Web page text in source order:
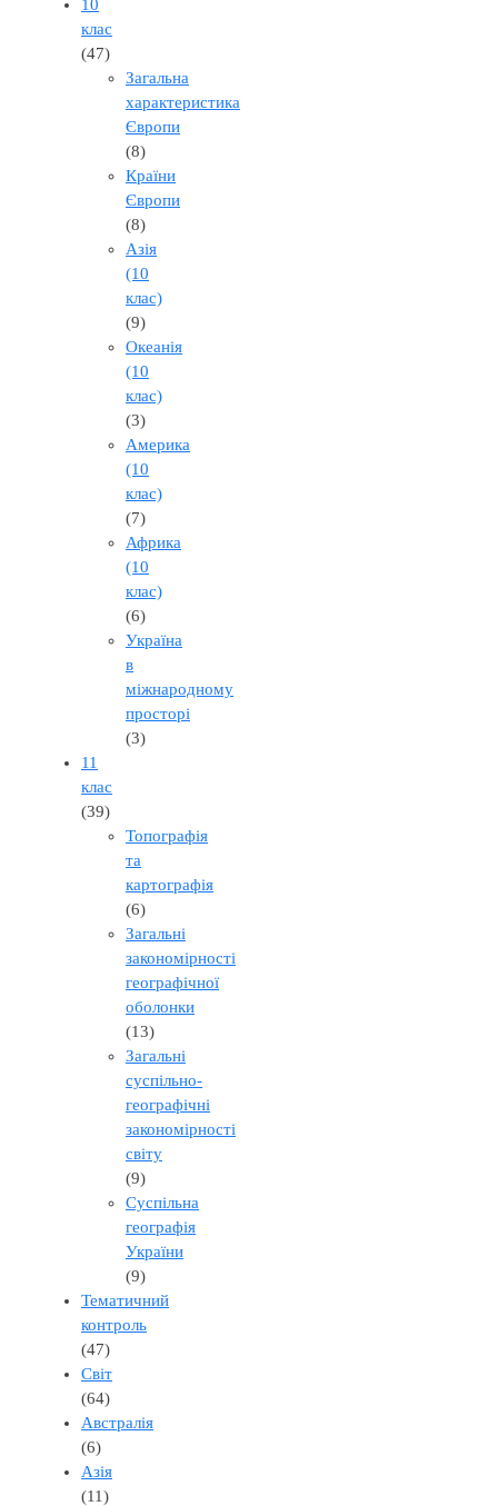
10
клас
(47)
Загальна
характеристика
Європи
(8)
Країни
Європи
(8)
Азія
(10
клас)
(9)
Океанія
(10
клас)
(3)
Америка
(10
клас)
(7)
Африка
(10
клас)
(6)
Україна
в
міжнародному
просторі
(3)
11
клас
(39)
Топографія
та
картографія
(6)
Загальні
закономірності
географічної
оболонки
(13)
Загальні
суспільно-
географічні
закономірності
світу
(9)
Суспільна
географія
України
(9)
Тематичний
контроль
(47)
Світ
(64)
Австралія
(6)
Азія
(11)